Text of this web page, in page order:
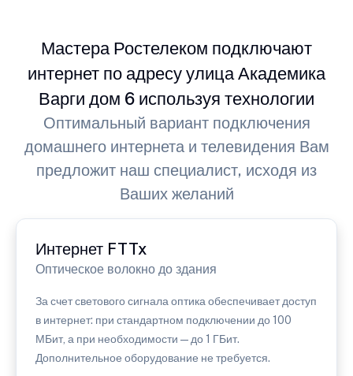
Мастера Ростелеком подключают
интернет по адресу улица Академика
Варги дом 6 используя технологии
Оптимальный вариант подключения
домашнего интернета и телевидения Вам
предложит наш специалист, исходя из
Ваших желаний
Интернет FTTx
Оптическое волокно до здания
За счет светового сигнала оптика обеспечивает доступ
в интернет: при стандартном подключении до 100
МБит, а при необходимости — до 1 ГБит.
Дополнительное оборудование не требуется.